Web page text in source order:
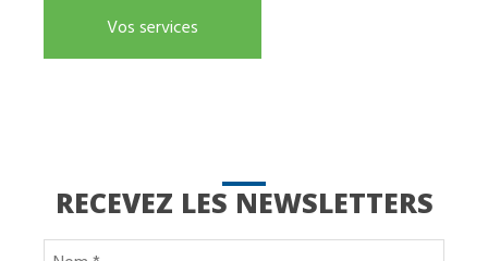
Vos services
RECEVEZ LES NEWSLETTERS